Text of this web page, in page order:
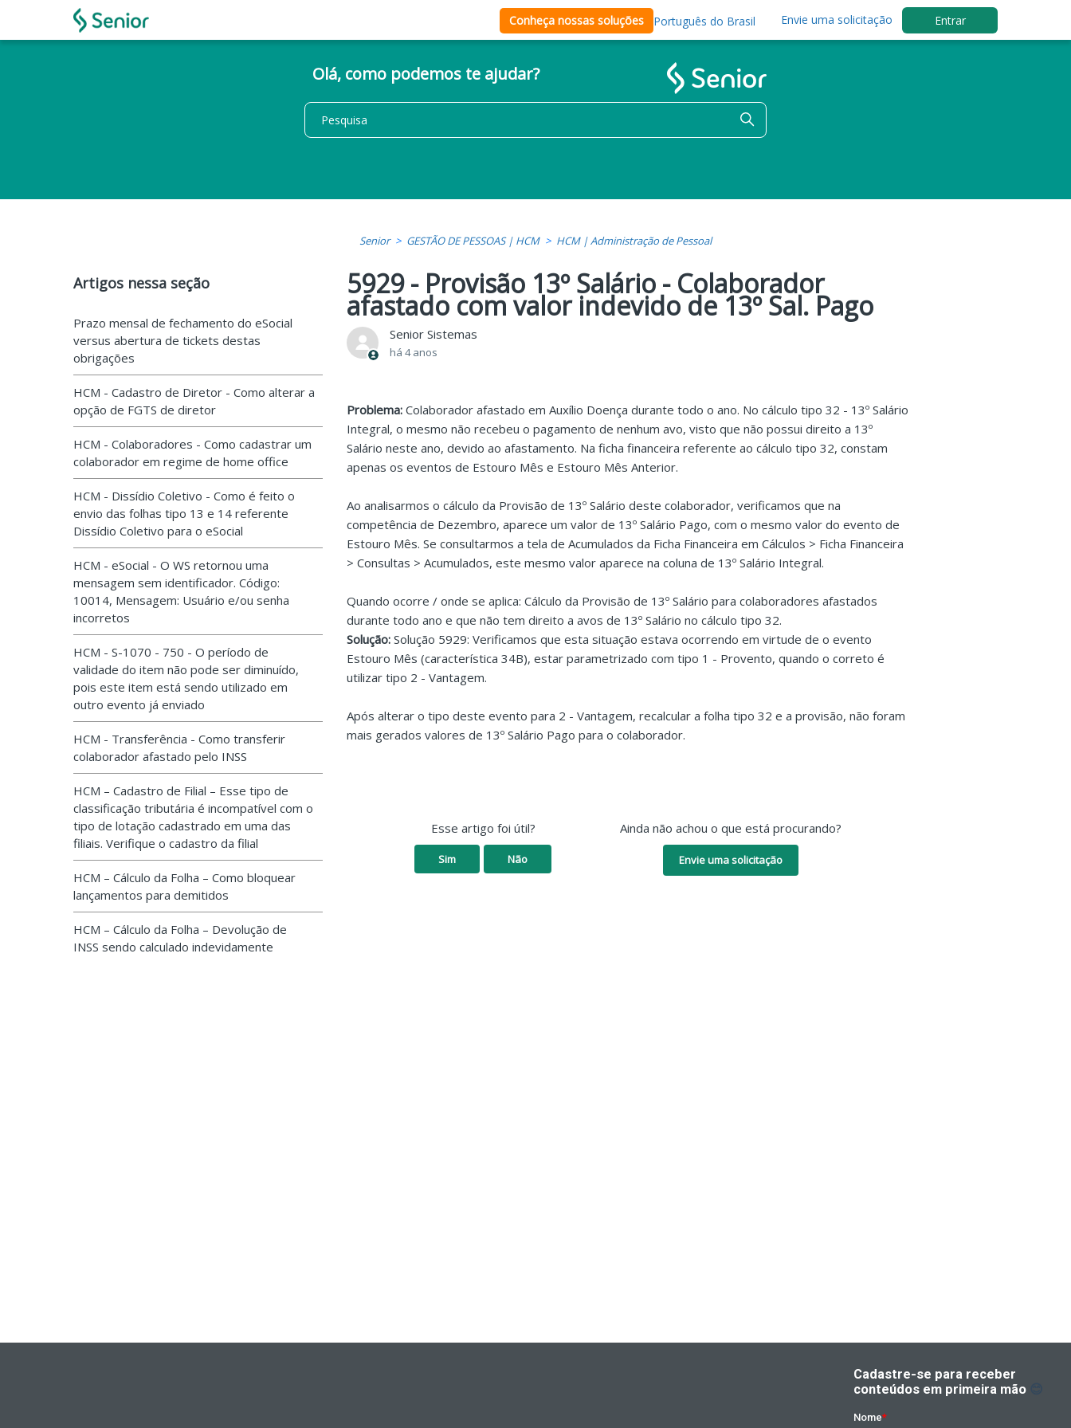
Conheça nossas soluções Português do Brasil Envie uma solicitação Entrar
Olá, como podemos te ajudar?
Senior GESTÃO DE PESSOAS | HCM HCM | Administração de Pessoal
Artigos nessa seção
Prazo mensal de fechamento do eSocial
versus abertura de tickets destas
obrigações
HCM - Cadastro de Diretor - Como alterar a
opção de FGTS de diretor
HCM - Colaboradores - Como cadastrar um
colaborador em regime de home office
HCM - Dissídio Coletivo - Como é feito o
envio das folhas tipo 13 e 14 referente
Dissídio Coletivo para o eSocial
HCM - eSocial - O WS retornou uma
mensagem sem identificador. Código:
10014, Mensagem: Usuário e/ou senha
incorretos
HCM - S-1070 - 750 - O período de
validade do item não pode ser diminuído,
pois este item está sendo utilizado em
outro evento já enviado
HCM - Transferência - Como transferir
colaborador afastado pelo INSS
HCM – Cadastro de Filial – Esse tipo de
classificação tributária é incompatível com o
tipo de lotação cadastrado em uma das
filiais. Verifique o cadastro da filial
HCM – Cálculo da Folha – Como bloquear
lançamentos para demitidos
HCM – Cálculo da Folha – Devolução de
INSS sendo calculado indevidamente
5929 - Provisão 13º Salário - Colaborador
afastado com valor indevido de 13º Sal. Pago
Senior Sistemas
há 4 anos
Problema:Colaborador afastado em Auxílio Doença durante todo o ano. No cálculo tipo 32 - 13º Salário
Integral, o mesmo não recebeu o pagamento de nenhum avo, visto que não possui direito a 13º
Salário neste ano, devido ao afastamento. Na ficha financeira referente ao cálculo tipo 32, constam
apenas os eventos de Estouro Mês e Estouro Mês Anterior.
Ao analisarmos o cálculo da Provisão de 13º Salário deste colaborador, verificamos que na
competência de Dezembro, aparece um valor de 13º Salário Pago, com o mesmo valor do evento de
Estouro Mês. Se consultarmos a tela de Acumulados da Ficha Financeira em Cálculos > Ficha Financeira
> Consultas > Acumulados, este mesmo valor aparece na coluna de 13º Salário Integral.
Quando ocorre / onde se aplica: Cálculo da Provisão de 13º Salário para colaboradores afastados
durante todo ano e que não tem direito a avos de 13º Salário no cálculo tipo 32.
Solução:Solução 5929: Verificamos que esta situação estava ocorrendo em virtude de o evento
Estouro Mês (característica 34B), estar parametrizado com tipo 1 - Provento, quando o correto é
utilizar tipo 2 - Vantagem.
Após alterar o tipo deste evento para 2 - Vantagem, recalcular a folha tipo 32 e a provisão, não foram
mais gerados valores de 13º Salário Pago para o colaborador.
Esse artigo foi útil?
Sim Não
Ainda não achou o que está procurando?
Envie uma solicitação